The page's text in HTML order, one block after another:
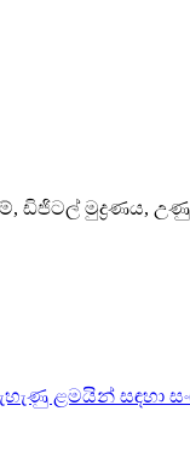
මුද්‍රණය,
ළමයින් සඳහා